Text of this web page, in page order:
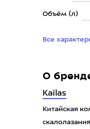
Объём (л)
Все
О
Kailas
Китайская